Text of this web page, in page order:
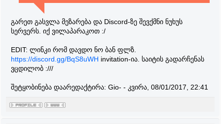
გარეთ გასვლა მეზარება და Discord-ზე შევქმნი ნუხუს
სერვერს. იქ ვილაპარაკოთ :/
EDIT: ლინკი რომ დავდო ნო ბან ფლზ.
https://discord.gg/BqS8uWH invitation-ია. საიტის გადარჩენას
ვცდილობ :///
შეტყობინება დაარედაქტირა: Gio- - კვირა, 08/01/2017, 22:41